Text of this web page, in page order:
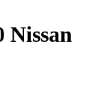
Nissan